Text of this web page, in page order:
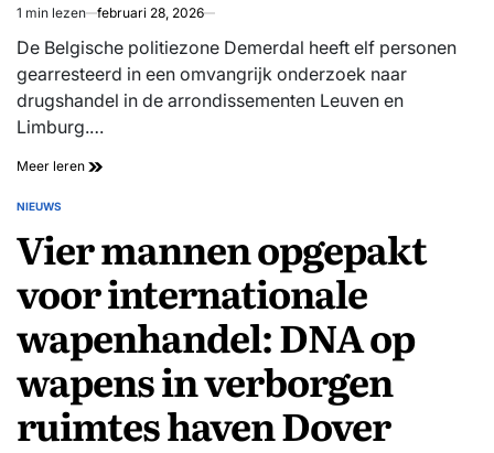
het
Geschatte
leestijd
1 min lezen februari 28, 2026
De Belgische politiezone Demerdal heeft elf personen
gearresteerd in een omvangrijk onderzoek naar
drugshandel in de arrondissementen Leuven en
Limburg.…
Meer leren Drugsbende
opgerold
in
België:
11
arrestaties
en
in
beslag
bij
invallen
GEPLAATST
NIEUWS
Vier mannen opgepakt
voor internationale
wapenhandel: DNA op
wapens in verborgen
ruimtes haven Dover